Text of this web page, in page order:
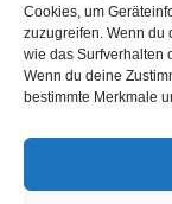
Cookies, um
zuzugreifen. Wenn du
wie das Surfverhalten
Wenn du deine
bestimmte Merkmale
Wien
Nachhaltige
Bio Bauernhof